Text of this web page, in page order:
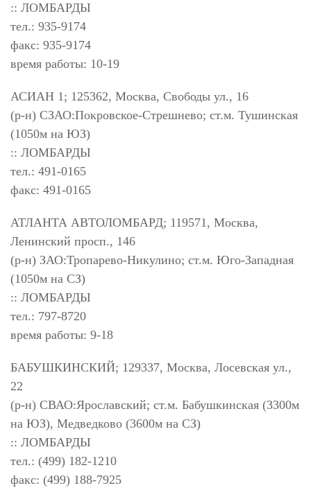
:: ЛОМБАРДЫ
тел.: 935-9174
факс: 935-9174
время работы: 10-19
АСИАН 1; 125362, Москва, Свободы ул., 16
(р-н) СЗАО:Покровское-Стрешнево; ст.м. Тушинская
(1050м на ЮЗ)
:: ЛОМБАРДЫ
тел.: 491-0165
факс: 491-0165
АТЛАНТА АВТОЛОМБАРД; 119571, Москва,
Ленинский просп., 146
(р-н) ЗАО:Тропарево-Никулино; ст.м. Юго-Западная
(1050м на СЗ)
:: ЛОМБАРДЫ
тел.: 797-8720
время работы: 9-18
БАБУШКИНСКИЙ; 129337, Москва, Лосевская ул.,
22
(р-н) СВАО:Ярославский; ст.м. Бабушкинская (3300м
на ЮЗ), Медведково (3600м на СЗ)
:: ЛОМБАРДЫ
тел.: (499) 182-1210
факс: (499) 188-7925